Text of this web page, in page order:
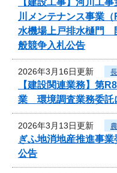
川メンテナンス事業
水機場上戸排水樋門
般競争入札公告
2026年3月16日更新
【建設関連業務】第
業 環境調査業務委託
2026年3月13日更新
ぎふ地消地産推進事
公告